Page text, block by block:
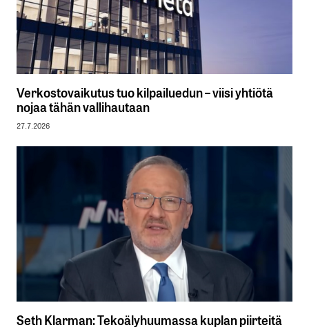
Verkostovaikutus tuo kilpailuedun – viisi yhtiötä
nojaa tähän vallihautaan
27.7.2026
Seth Klarman: Tekoälyhuumassa kuplan piirteitä